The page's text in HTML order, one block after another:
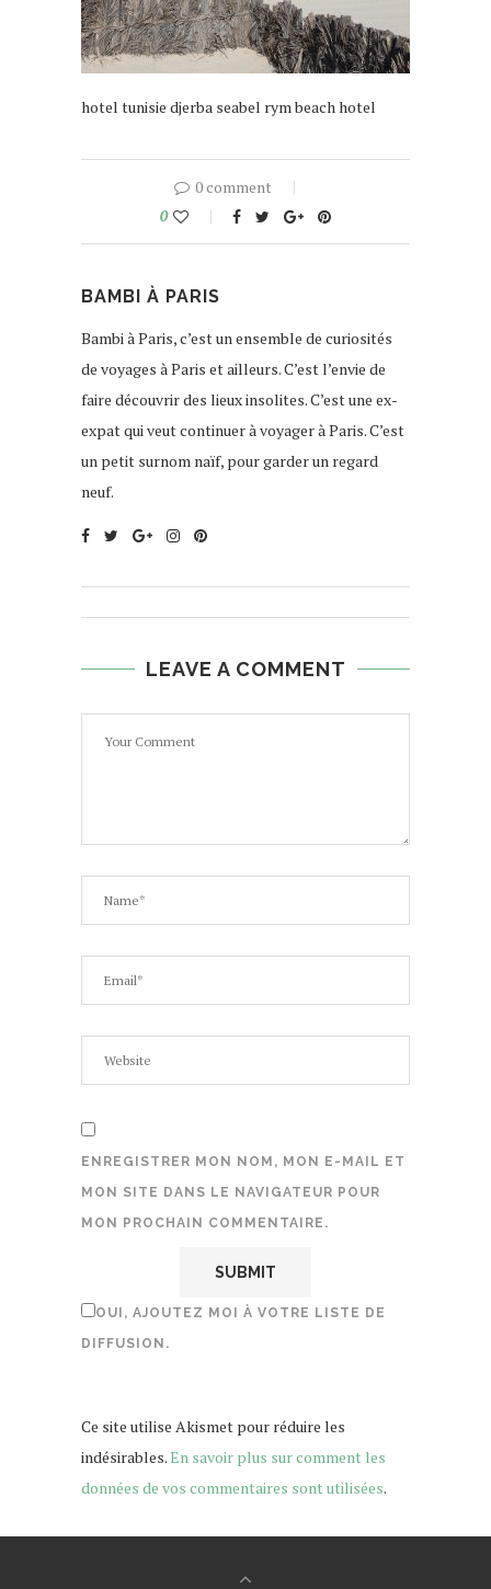
hotel tunisie djerba seabel rym beach hotel
0 comment
0
BAMBI À PARIS
Bambi à Paris, c’est un ensemble de curiosités
de voyages à Paris et ailleurs. C’est l’envie de
faire découvrir des lieux insolites. C’est une ex-
expat qui veut continuer à voyager à Paris. C’est
un petit surnom naïf, pour garder un regard
neuf.
LEAVE A COMMENT
ENREGISTRER MON NOM, MON E-MAIL ET
MON SITE DANS LE NAVIGATEUR POUR
MON PROCHAIN COMMENTAIRE.
OUI, AJOUTEZ MOI À VOTRE LISTE DE
DIFFUSION.
Ce site utilise Akismet pour réduire les
indésirables.En savoir plus sur comment les
données de vos commentaires sont utilisées.